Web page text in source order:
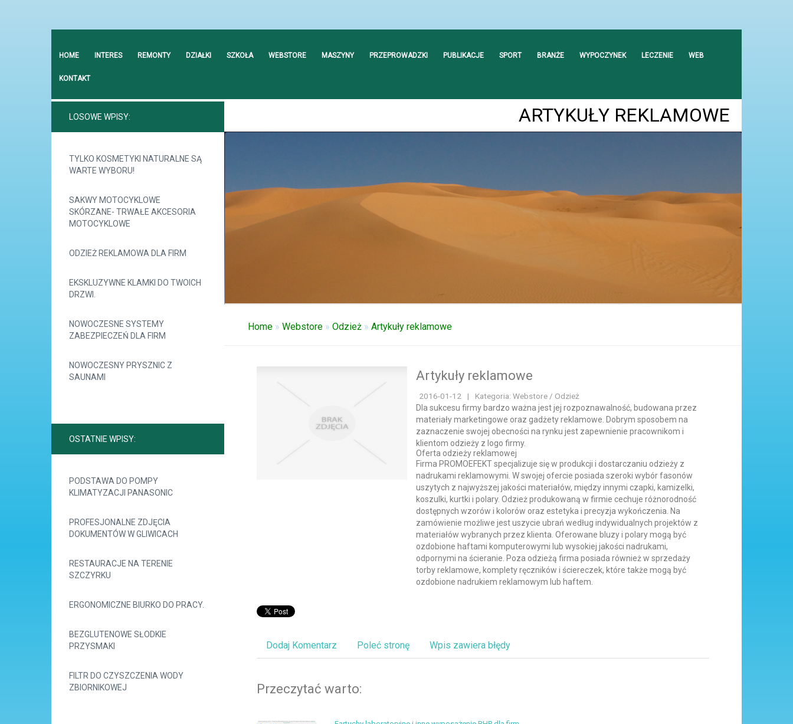
HOME INTERES REMONTY DZIAŁKI SZKOŁA WEBSTORE MASZYNY PRZEPROWADZKI PUBLIKACJE SPORT BRANŻE WYPOCZYNEK LECZENIE WEB
KONTAKT
ARTYKUŁY REKLAMOWE
LOSOWE WPISY:
TYLKO KOSMETYKI NATURALNE SĄ
WARTE WYBORU!
SAKWY MOTOCYKLOWE
SKÓRZANE- TRWAŁE AKCESORIA
MOTOCYKLOWE
ODZIEŻ REKLAMOWA DLA FIRM
EKSKLUZYWNE KLAMKI DO TWOICH
DRZWI.
NOWOCZESNE SYSTEMY
ZABEZPIECZEŃ DLA FIRM
NOWOCZESNY PRYSZNIC Z
SAUNAMI
OSTATNIE WPISY:
PODSTAWA DO POMPY
KLIMATYZACJI PANASONIC
PROFESJONALNE ZDJĘCIA
DOKUMENTÓW W GLIWICACH
RESTAURACJE NA TERENIE
SZCZYRKU
ERGONOMICZNE BIURKO DO PRACY.
BEZGLUTENOWE SŁODKIE
PRZYSMAKI
FILTR DO CZYSZCZENIA WODY
ZBIORNIKOWEJ
Home» Webstore» Odzież» Artykuły reklamowe
Artykuły reklamowe
2016-01-12 |
Kategoria: Webstore / Odzież
Dla sukcesu firmy bardzo ważna jest jej rozpoznawalność, budowana przez
materiały marketingowe oraz gadżety reklamowe. Dobrym sposobem na
zaznaczenie swojej obecności na rynku jest zapewnienie pracownikom i
klientom odzieży z logo firmy.
Oferta odzieży reklamowej
Firma PROMOEFEKT specjalizuje się w produkcji i dostarczaniu odzieży z
nadrukami reklamowymi. W swojej ofercie posiada szeroki wybór fasonów
uszytych z najwyższej jakości materiałów, między innymi czapki, kamizelki,
koszulki, kurtki i polary. Odzież produkowaną w firmie cechuje różnorodność
dostępnych wzorów i kolorów oraz estetyka i precyzja wykończenia. Na
zamówienie możliwe jest uszycie ubrań według indywidualnych projektów z
materiałów wybranych przez klienta. Oferowane bluzy i polary mogą być
ozdobione haftami komputerowymi lub wysokiej jakości nadrukami,
odpornymi na ścieranie. Poza odzieżą firma posiada również w sprzedaży
torby reklamowe, komplety ręczników i ściereczek, które także mogą być
ozdobione nadrukiem reklamowym lub haftem.
Dodaj Komentarz Poleć stronę Wpis zawiera błędy
Przeczytać warto: